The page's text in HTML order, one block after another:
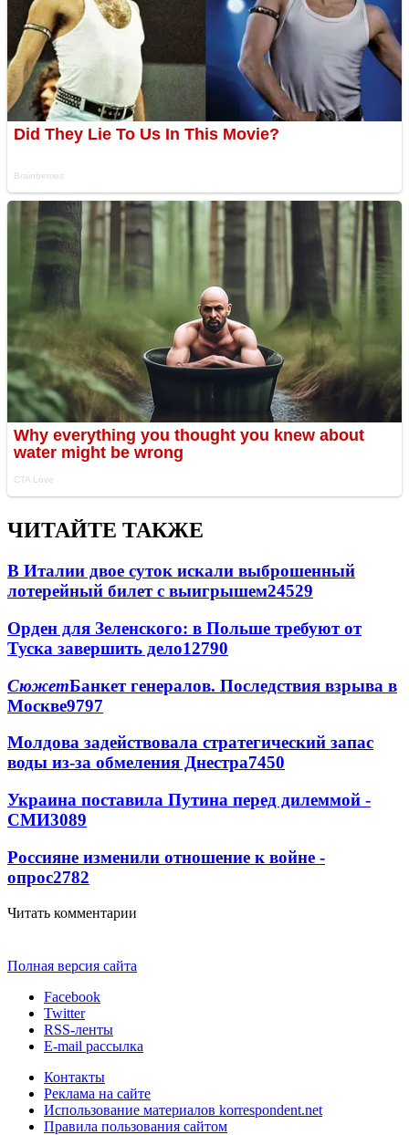
ЧИТАЙТЕ ТАКЖЕ
В Италии двое суток искали выброшенный
лотерейный билет с выигрышем24529
Орден для Зеленского: в Польше требуют от
Туска завершить дело12790
СюжетБанкет генералов. Последствия взрыва в
Москве9797
Молдова задействовала стратегический запас
воды из-за обмеления Днестра7450
Украина поставила Путина перед дилеммой -
СМИ3089
Россияне изменили отношение к войне -
опрос2782
Читать комментарии
Полная версия сайта
Facebook
Twitter
RSS-ленты
E-mail рассылка
Контакты
Реклама на сайте
Использование материалов korrespondent.net
Правила пользования сайтом